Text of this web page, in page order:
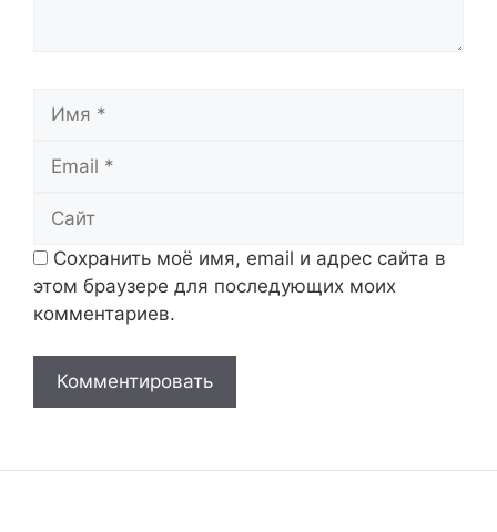
Сохранить моё имя, email и адрес сайта в
этом браузере для последующих моих
комментариев.